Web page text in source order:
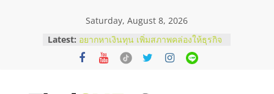
Saturday, August 8, 2026
Latest: อยากหาเงินทุน เพิ่มสภาพคล่องให้ธุรกิจ
เริ่มยังไงให้ผ่านฉลุย
สัมมนาออนไลน์ โอกาสบริหารสถานี